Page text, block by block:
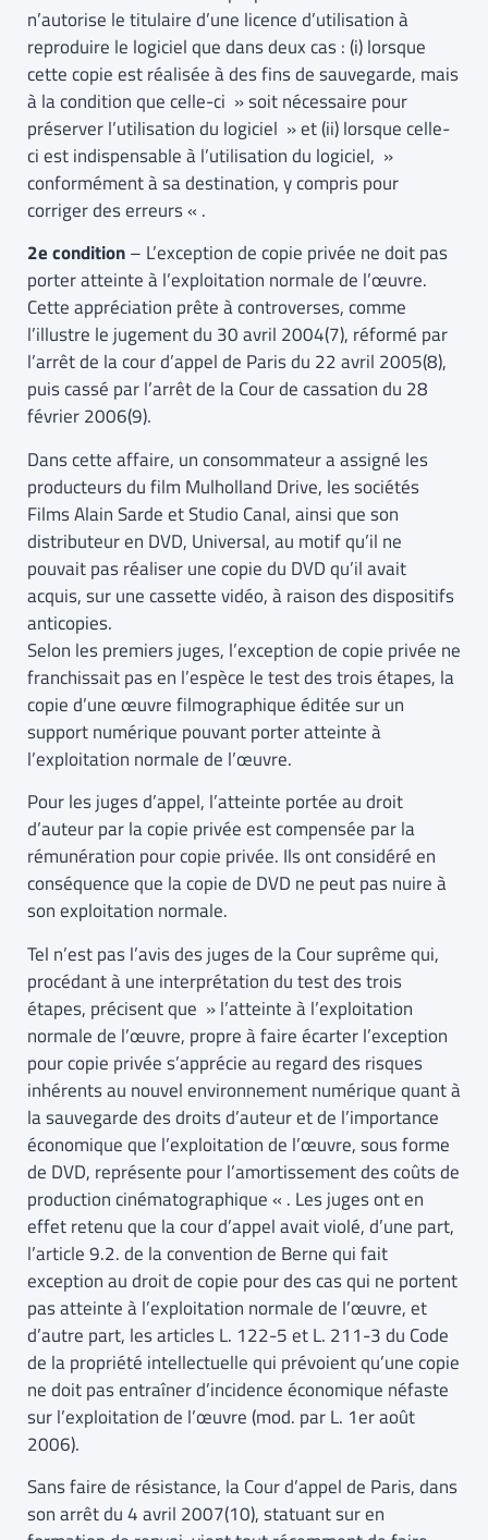
n’autorise le titulaire d’une licence d’utilisation à
reproduire le logiciel que dans deux cas : (i) lorsque
cette copie est réalisée à des fins de sauvegarde, mais
à la condition que celle-ci » soit nécessaire pour
préserver l’utilisation du logiciel » et (ii) lorsque celle-
ci est indispensable à l’utilisation du logiciel, »
conformément à sa destination, y compris pour
corriger des erreurs « .
2e condition– L’exception de copie privée ne doit pas
porter atteinte à l’exploitation normale de l’œuvre.
Cette appréciation prête à controverses, comme
l’illustre le jugement du 30 avril 2004(7), réformé par
l’arrêt de la cour d’appel de Paris du 22 avril 2005(8),
puis cassé par l’arrêt de la Cour de cassation du 28
février 2006(9).
Dans cette affaire, un consommateur a assigné les
producteurs du film Mulholland Drive, les sociétés
Films Alain Sarde et Studio Canal, ainsi que son
distributeur en DVD, Universal, au motif qu’il ne
pouvait pas réaliser une copie du DVD qu’il avait
acquis, sur une cassette vidéo, à raison des dispositifs
anticopies.
Selon les premiers juges, l’exception de copie privée ne
franchissait pas en l’espèce le test des trois étapes, la
copie d’une œuvre filmographique éditée sur un
support numérique pouvant porter atteinte à
l’exploitation normale de l’œuvre.
Pour les juges d’appel, l’atteinte portée au droit
d’auteur par la copie privée est compensée par la
rémunération pour copie privée. Ils ont considéré en
conséquence que la copie de DVD ne peut pas nuire à
son exploitation normale.
Tel n’est pas l’avis des juges de la Cour suprême qui,
procédant à une interprétation du test des trois
étapes, précisent que » l’atteinte à l’exploitation
normale de l’œuvre, propre à faire écarter l’exception
pour copie privée s’apprécie au regard des risques
inhérents au nouvel environnement numérique quant à
la sauvegarde des droits d’auteur et de l’importance
économique que l’exploitation de l’œuvre, sous forme
de DVD, représente pour l’amortissement des coûts de
production cinématographique « . Les juges ont en
effet retenu que la cour d’appel avait violé, d’une part,
l’article 9.2. de la convention de Berne qui fait
exception au droit de copie pour des cas qui ne portent
pas atteinte à l’exploitation normale de l’œuvre, et
d’autre part, les articles L. 122-5 et L. 211-3 du Code
de la propriété intellectuelle qui prévoient qu’une copie
ne doit pas entraîner d’incidence économique néfaste
sur l’exploitation de l’œuvre (mod. par L. 1er août
2006).
Sans faire de résistance, la Cour d’appel de Paris, dans
son arrêt du 4 avril 2007(10), statuant sur en